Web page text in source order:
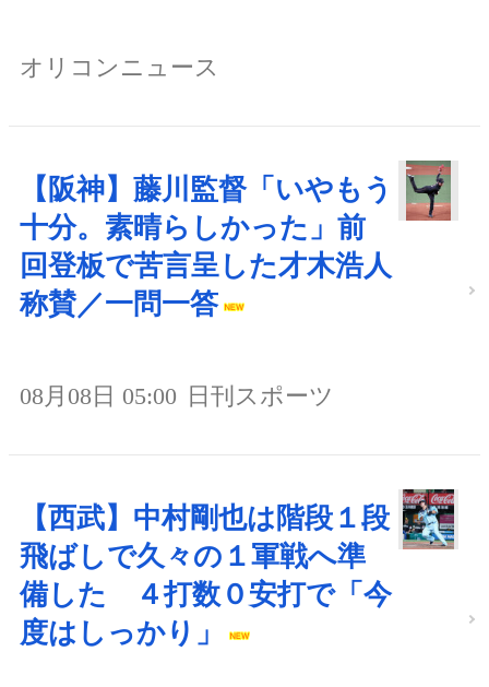
オリコンニュース
【阪神】藤川監督「いやもう
十分。素晴らしかった」前
回登板で苦言呈した才木浩人
称賛／一問一答
08月08日 05:00 日刊スポーツ
【西武】中村剛也は階段１段
飛ばしで久々の１軍戦へ準
備した ４打数０安打で「今
度はしっかり」